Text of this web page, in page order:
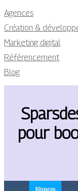
Agences
Création &
Marketing digital
Référencement
Blog
pour